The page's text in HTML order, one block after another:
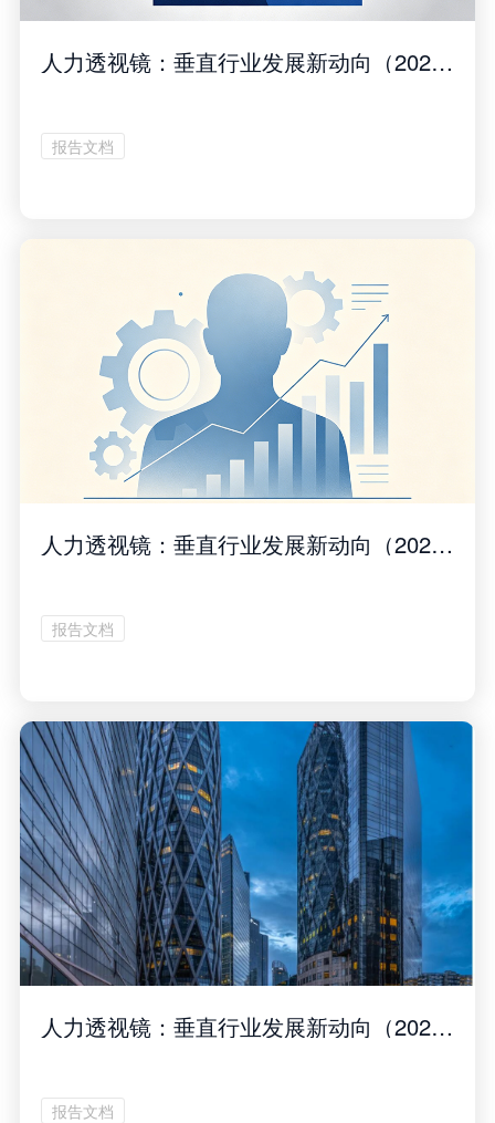
人力透视镜：垂直行业发展新动向（2026年5月刊）
报告文档
人力透视镜：垂直行业发展新动向（2026年4月刊）
报告文档
人力透视镜：垂直行业发展新动向（2026年3月刊）
报告文档